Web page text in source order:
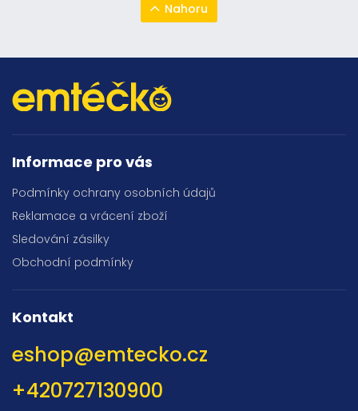
Nahoru
Informace pro vás
Podmínky ochrany osobních údajů
Reklamace a vrácení zboží
Sledování zásilky
Obchodní podmínky
Kontakt
eshop@emtecko.cz
+420727130900